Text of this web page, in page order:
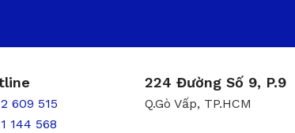
609 515
144 568
224 Đường Số 9, P.9
Q.Gò Vấp, TP.HCM